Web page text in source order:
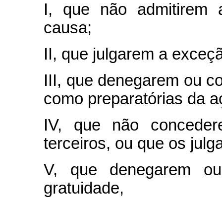
I, que não admitirem
causa;
II, que julgarem a
III, que denegarem ou
como preparatórias da
IV, que não
terceiros, ou que os
V, que denegarem
gratuidade,